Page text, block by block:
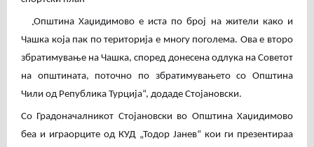
,,Општина Хаџидимово е иста по број на жители како и
Чашка која пак по територија е многу поголема. Ова е второ
збратимување на Чашка, според донесена одлука на Советот
на општината, поточно по збратимувањето со Општина
Чили од Република Турција“, додаде Стојановски.
Со Градоначалникот Стојановски во Општина Хаџидимово
беа и играорците од КУД „Тодор Јанев“ кои ги презентираа